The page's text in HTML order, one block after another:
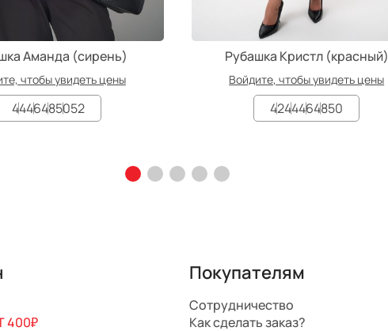
Аманда (сирень)
чтобы увидеть цены
4446485052
Рубашка Кристл (красный)
Войдите, чтобы увидеть цены
4244464850
400₽
Покупателям
Сотрудничество
Как сделать заказ?